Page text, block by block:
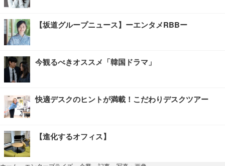
【坂道グループニュース】ーエンタメRBBー
今観るべきオススメ「韓国ドラマ」
快適デスクのヒントが満載！こだわりデスクツアー
【進化するオフィス】